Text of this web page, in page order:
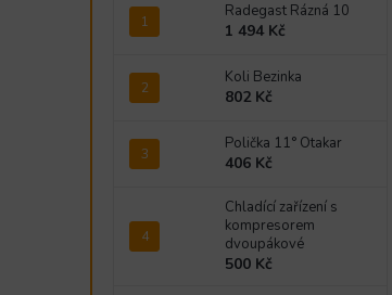
Radegast Rázná 10
1 494 Kč
Koli Bezinka
802 Kč
Polička 11° Otakar
406 Kč
Chladící zařízení s
kompresorem
dvoupákové
500 Kč